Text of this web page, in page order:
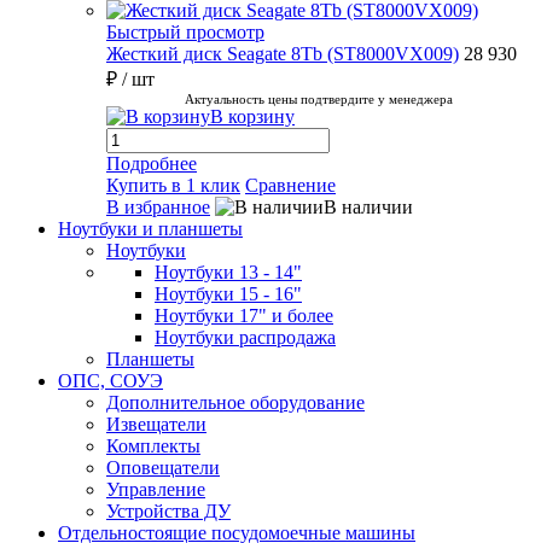
Быстрый просмотр
Жесткий диск Seagate 8Tb (ST8000VX009) 28 930
₽ / шт
Актуальность цены подтвердите у менеджера
В корзину
Подробнее
Купить в 1 клик Сравнение
В избранное
В наличии
Ноутбуки и планшеты
Ноутбуки
Ноутбуки 13 - 14"
Ноутбуки 15 - 16"
Ноутбуки 17" и более
Ноутбуки распродажа
Планшеты
ОПС, СОУЭ
Дополнительное оборудование
Извещатели
Комплекты
Оповещатели
Управление
Устройства ДУ
Отдельностоящие посудомоечные машины